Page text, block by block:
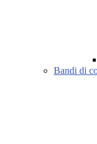
Bandi di